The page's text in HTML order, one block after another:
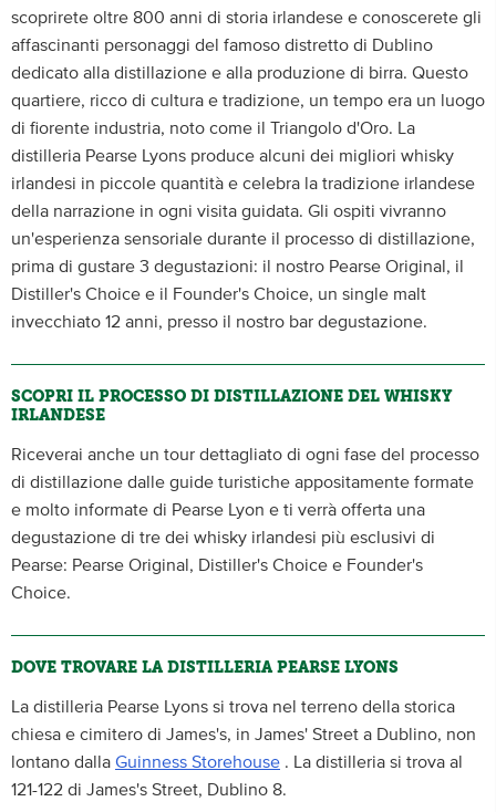
scoprirete oltre 800 anni di storia irlandese e conoscerete gli
affascinanti personaggi del famoso distretto di Dublino
dedicato alla distillazione e alla produzione di birra. Questo
quartiere, ricco di cultura e tradizione, un tempo era un luogo
di fiorente industria, noto come il Triangolo d'Oro. La
distilleria Pearse Lyons produce alcuni dei migliori whisky
irlandesi in piccole quantità e celebra la tradizione irlandese
della narrazione in ogni visita guidata. Gli ospiti vivranno
un'esperienza sensoriale durante il processo di distillazione,
prima di gustare 3 degustazioni: il nostro Pearse Original, il
Distiller's Choice e il Founder's Choice, un single malt
invecchiato 12 anni, presso il nostro bar degustazione.
SCOPRI IL PROCESSO DI DISTILLAZIONE DEL WHISKY
IRLANDESE
Riceverai anche un tour dettagliato di ogni fase del processo
di distillazione dalle guide turistiche appositamente formate
e molto informate di Pearse Lyon e ti verrà offerta una
degustazione di tre dei whisky irlandesi più esclusivi di
Pearse: Pearse Original, Distiller's Choice e Founder's
Choice.
DOVE TROVARE LA DISTILLERIA PEARSE LYONS
La distilleria Pearse Lyons si trova nel terreno della storica
chiesa e cimitero di James's, in James' Street a Dublino, non
lontano dalla Guinness Storehouse . La distilleria si trova al
121-122 di James's Street, Dublino 8.